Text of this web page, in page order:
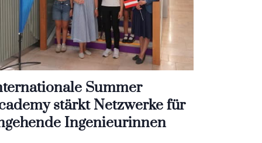
Summer
stärkt Netzwerke für
Ingenieurinnen